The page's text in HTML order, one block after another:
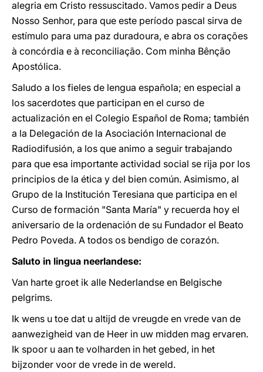
alegria em Cristo ressuscitado. Vamos pedir a Deus
Nosso Senhor, para que este período pascal sirva de
estímulo para uma paz duradoura, e abra os corações
à concórdia e à reconciliação. Com minha Bênção
Apostólica.
Saludo a los fieles de lengua española; en especial a
los sacerdotes que participan en el curso de
actualización en el Colegio Español de Roma; también
a la Delegación de la Asociación Internacional de
Radiodifusión, a los que animo a seguir trabajando
para que esa importante actividad social se rija por los
principios de la ética y del bien común. Asimismo, al
Grupo de la Institución Teresiana que participa en el
Curso de formación "Santa María" y recuerda hoy el
aniversario de la ordenación de su Fundador el Beato
Pedro Poveda. A todos os bendigo de corazón.
Saluto in lingua neerlandese:
Van harte groet ik alle Nederlandse en Belgische
pelgrims.
Ik wens u toe dat u altijd de vreugde en vrede van de
aanwezigheid van de Heer in uw midden mag ervaren.
Ik spoor u aan te volharden in het gebed, in het
bijzonder voor de vrede in de wereld.